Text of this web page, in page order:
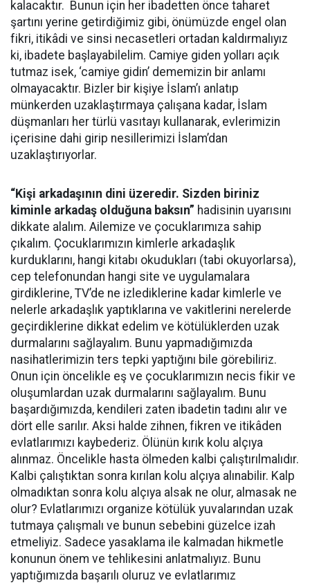
kalacaktır. Bunun için her ibadetten önce taharet
şartını yerine getirdiğimiz gibi, önümüzde engel olan
fikri, itikâdi ve sinsi necasetleri ortadan kaldırmalıyız
ki, ibadete başlayabilelim. Camiye giden yolları açık
tutmaz isek, ‘camiye gidin’ dememizin bir anlamı
olmayacaktır. Bizler bir kişiye İslam’ı anlatıp
münkerden uzaklaştırmaya çalışana kadar, İslam
düşmanları her türlü vasıtayı kullanarak, evlerimizin
içerisine dahi girip nesillerimizi İslam’dan
uzaklaştırıyorlar.
“Kişi arkadaşının dini üzeredir. Sizden biriniz
kiminle arkadaş olduğuna baksın” hadisinin uyarısını
dikkate alalım. Ailemize ve çocuklarımıza sahip
çıkalım. Çocuklarımızın kimlerle arkadaşlık
kurduklarını, hangi kitabı okudukları (tabi okuyorlarsa),
cep telefonundan hangi site ve uygulamalara
girdiklerine, TV’de ne izlediklerine kadar kimlerle ve
nelerle arkadaşlık yaptıklarına ve vakitlerini nerelerde
geçirdiklerine dikkat edelim ve kötülüklerden uzak
durmalarını sağlayalım. Bunu yapmadığımızda
nasihatlerimizin ters tepki yaptığını bile görebiliriz.
Onun için öncelikle eş ve çocuklarımızın necis fikir ve
oluşumlardan uzak durmalarını sağlayalım. Bunu
başardığımızda, kendileri zaten ibadetin tadını alır ve
dört elle sarılır. Aksi halde zihnen, fikren ve itikâden
evlatlarımızı kaybederiz. Ölünün kırık kolu alçıya
alınmaz. Öncelikle hasta ölmeden kalbi çalıştırılmalıdır.
Kalbi çalıştıktan sonra kırılan kolu alçıya alınabilir. Kalp
olmadıktan sonra kolu alçıya alsak ne olur, almasak ne
olur? Evlatlarımızı organize kötülük yuvalarından uzak
tutmaya çalışmalı ve bunun sebebini güzelce izah
etmeliyiz. Sadece yasaklama ile kalmadan hikmetle
konunun önem ve tehlikesini anlatmalıyız. Bunu
yaptığımızda başarılı oluruz ve evlatlarımız